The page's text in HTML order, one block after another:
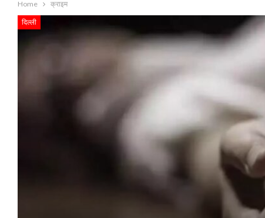
Home क्राइम
दिल्ली